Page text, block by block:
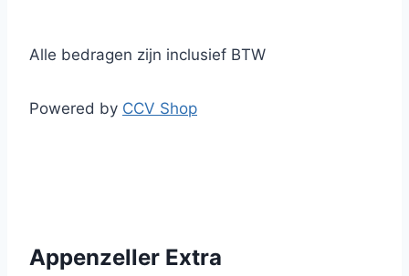
Alle bedragen zijn inclusief BTW
Powered by CCV Shop
Appenzeller Extra